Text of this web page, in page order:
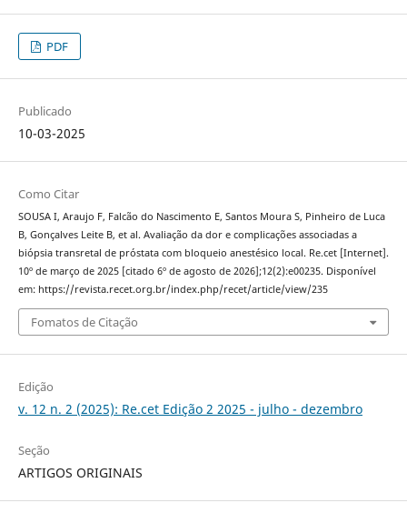
PDF
Publicado
10-03-2025
Como Citar
SOUSA I, Araujo F, Falcão do Nascimento E, Santos Moura S, Pinheiro de Luca
B, Gonçalves Leite B, et al. Avaliação da dor e complicações associadas a
biópsia transretal de próstata com bloqueio anestésico local. Re.cet [Internet].
10º de março de 2025 [citado 6º de agosto de 2026];12(2):e00235. Disponível
em: https://revista.recet.org.br/index.php/recet/article/view/235
Fomatos de Citação
Edição
v. 12 n. 2 (2025): Re.cet Edição 2 2025 - julho - dezembro
Seção
ARTIGOS ORIGINAIS